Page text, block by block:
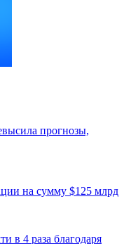
прогнозы,
на сумму $125 млрд
в 4 раза благодаря